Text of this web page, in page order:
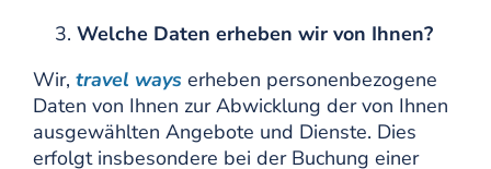
Welche Daten erheben wir von Ihnen?
Wir, travel ways erheben personenbezogene
Daten von Ihnen zur Abwicklung der von Ihnen
ausgewählten Angebote und Dienste. Dies
erfolgt insbesondere bei der Buchung einer